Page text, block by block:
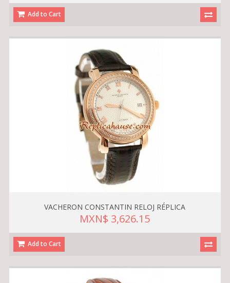
Add to Cart
VACHERON CONSTANTIN RELOJ RÉPLICA
MXN$ 3,626.15
Add to Cart